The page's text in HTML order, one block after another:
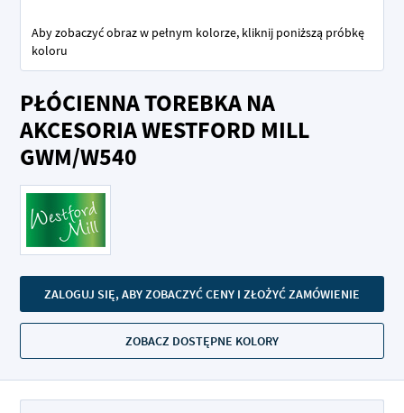
PŁÓCIENNA TOREBKA NA
AKCESORIA WESTFORD MILL
GWM/W540
ZALOGUJ SIĘ, ABY ZOBACZYĆ CENY I ZŁOŻYĆ ZAMÓWIENIE
ZOBACZ DOSTĘPNE KOLORY
Aby zobaczyć obraz w pełnym kolorze, kliknij poniższą próbkę
koloru
na
początek
galerii